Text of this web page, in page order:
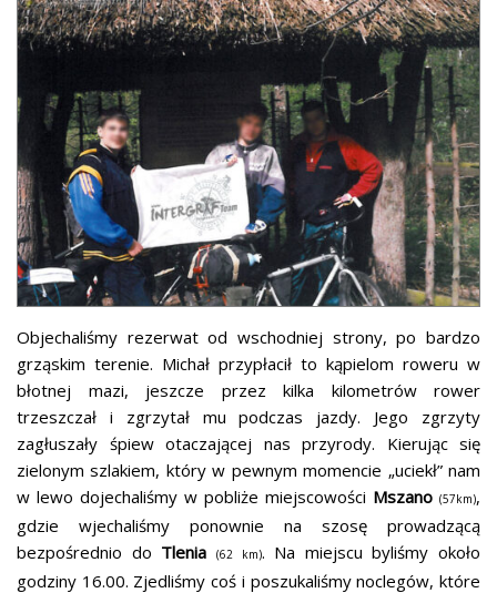
Objechaliśmy rezerwat od wschodniej strony, po bardzo
grząskim terenie. Michał przypłacił to kąpielom roweru w
błotnej mazi, jeszcze przez kilka kilometrów rower
trzeszczał i zgrzytał mu podczas jazdy. Jego zgrzyty
zagłuszały śpiew otaczającej nas przyrody. Kierując się
zielonym szlakiem, który w pewnym momencie „uciekł” nam
w lewo dojechaliśmy w pobliże miejscowości Mszano (57km),
gdzie wjechaliśmy ponownie na szosę prowadzącą
bezpośrednio do Tlenia (62 km). Na miejscu byliśmy około
godziny 16.00. Zjedliśmy coś i poszukaliśmy noclegów, które